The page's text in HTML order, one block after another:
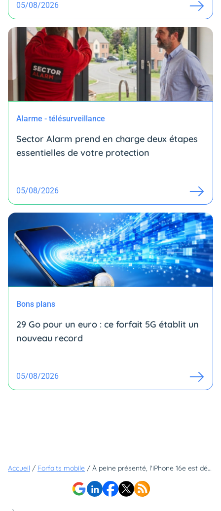
05/08/2026
Alarme - télésurveillance
Sector Alarm prend en charge deux étapes
essentielles de votre protection
05/08/2026
Bons plans
29 Go pour un euro : ce forfait 5G établit un
nouveau record
05/08/2026
Accueil / Forfaits mobile / À peine présenté, l'iPhone 16e est déjà disponible en précommande chez Bouygues Telecom